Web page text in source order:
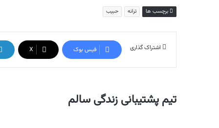
برچسب ها ترانه حبیب
اشتراک گذاری فیس بوک X
تیم پشتیبانی زندگی سالم